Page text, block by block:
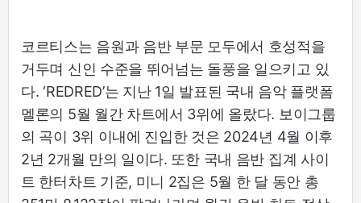
코르티스는 음원과 음반 부문 모두에서 호성적을
거두며 신인 수준을 뛰어넘는 돌풍을 일으키고 있
다. ‘REDRED’는 지난 1일 발표된 국내 음악 플랫폼
멜론의 5월 월간 차트에서 3위에 올랐다. 보이그룹
의 곡이 3위 이내에 진입한 것은 2024년 4월 이후
2년 2개월 만의 일이다. 또한 국내 음반 집계 사이
트 한터차트 기준, 미니 2집은 5월 한 달 동안 총